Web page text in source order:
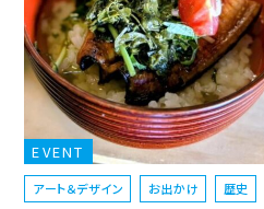
EVENT
アート＆デザイン お出かけ 歴史